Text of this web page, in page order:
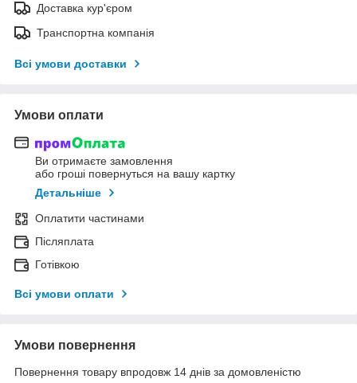
Доставка кур'єром
Транспортна компанія
Всі умови доставки
Умови оплати
Ви отримаєте замовлення
або гроші повернуться на вашу картку
Детальніше
Оплатити частинами
Післяплата
Готівкою
Всі умови оплати
Умови повернення
Повернення товару впродовж 14 днів за домовленістю